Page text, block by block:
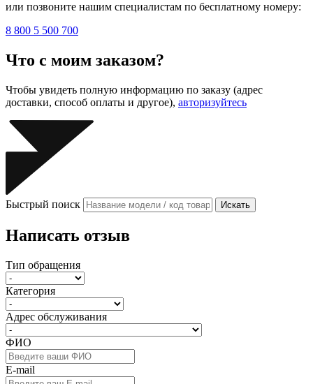
или позвоните нашим специалистам по бесплатному номеру:
8 800 5 500 700
Что с моим заказом?
Чтобы увидеть полную информацию по заказу (адрес
доставки, способ оплаты и другое), авторизуйтесь
Быстрый поиск Искать
Написать отзыв
Тип обращения
Категория
Адрес обслуживания
ФИО
E-mail